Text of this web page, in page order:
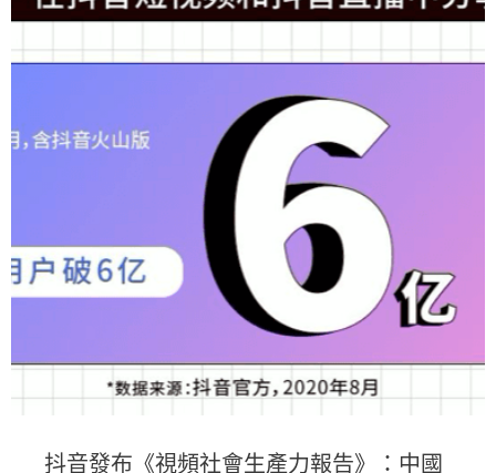
抖音發布《視頻社會生產力報告》：中國